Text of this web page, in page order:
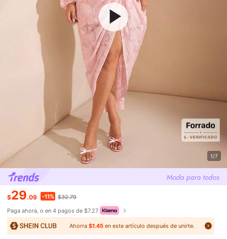
1/7
$29.09 -11% $32.79
Paga ahora, o en 4 pagos de $7.27
Ahorra$1.45 en este artículo después de unirte.